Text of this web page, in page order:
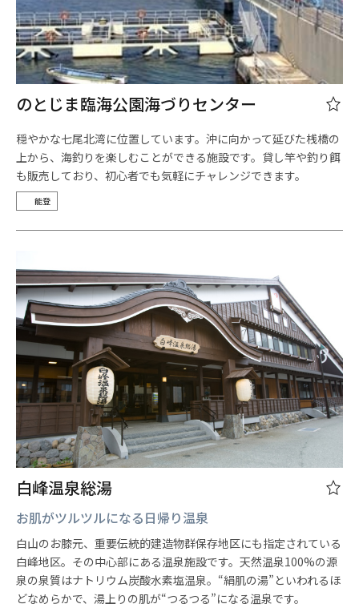
のとじま臨海公園海づりセンター
穏やかな七尾北湾に位置しています。沖に向かって延びた桟橋の
上から、海釣りを楽しむことができる施設です。貸し竿や釣り餌
も販売しており、初心者でも気軽にチャレンジできます。
能登
白峰温泉総湯
お肌がツルツルになる日帰り温泉
白山のお膝元、重要伝統的建造物群保存地区にも指定されている
白峰地区。その中心部にある温泉施設です。天然温泉100%の源
泉の泉質はナトリウム炭酸水素塩温泉。“絹肌の湯”といわれるほ
どなめらかで、湯上りの肌が“つるつる”になる温泉です。